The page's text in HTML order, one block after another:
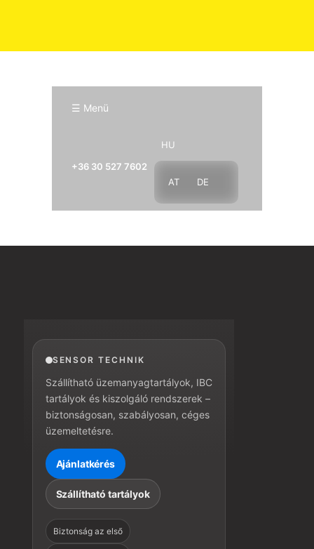
☰ Menü
+36 30 527 7602
HU
AT DE
SENSOR TECHNIK
Szállítható üzemanyagtartályok, IBC
tartályok és kiszolgáló rendszerek –
biztonságosan, szabályosan, céges
üzemeltetésre.
Ajánlatkérés
Szállítható tartályok
Biztonság az első